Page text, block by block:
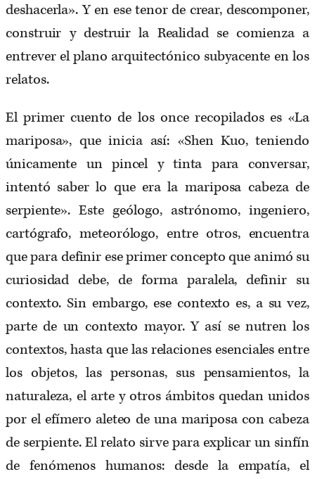
deshacerla». Y en ese tenor de crear, descomponer,
construir y destruir la Realidad se comienza a
entrever el plano arquitectónico subyacente en los
relatos.
El primer cuento de los once recopilados es «La
mariposa», que inicia así: «Shen Kuo, teniendo
únicamente un pincel y tinta para conversar,
intentó saber lo que era la mariposa cabeza de
serpiente». Este geólogo, astrónomo, ingeniero,
cartógrafo, meteorólogo, entre otros, encuentra
que para definir ese primer concepto que animó su
curiosidad debe, de forma paralela, definir su
contexto. Sin embargo, ese contexto es, a su vez,
parte de un contexto mayor. Y así se nutren los
contextos, hasta que las relaciones esenciales entre
los objetos, las personas, sus pensamientos, la
naturaleza, el arte y otros ámbitos quedan unidos
por el efímero aleteo de una mariposa con cabeza
de serpiente. El relato sirve para explicar un sinfín
de fenómenos humanos: desde la empatía, el